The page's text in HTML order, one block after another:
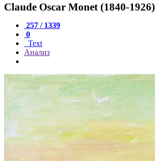
Claude Oscar Monet (1840-1926)
257 / 1339
0
Text
Анализ